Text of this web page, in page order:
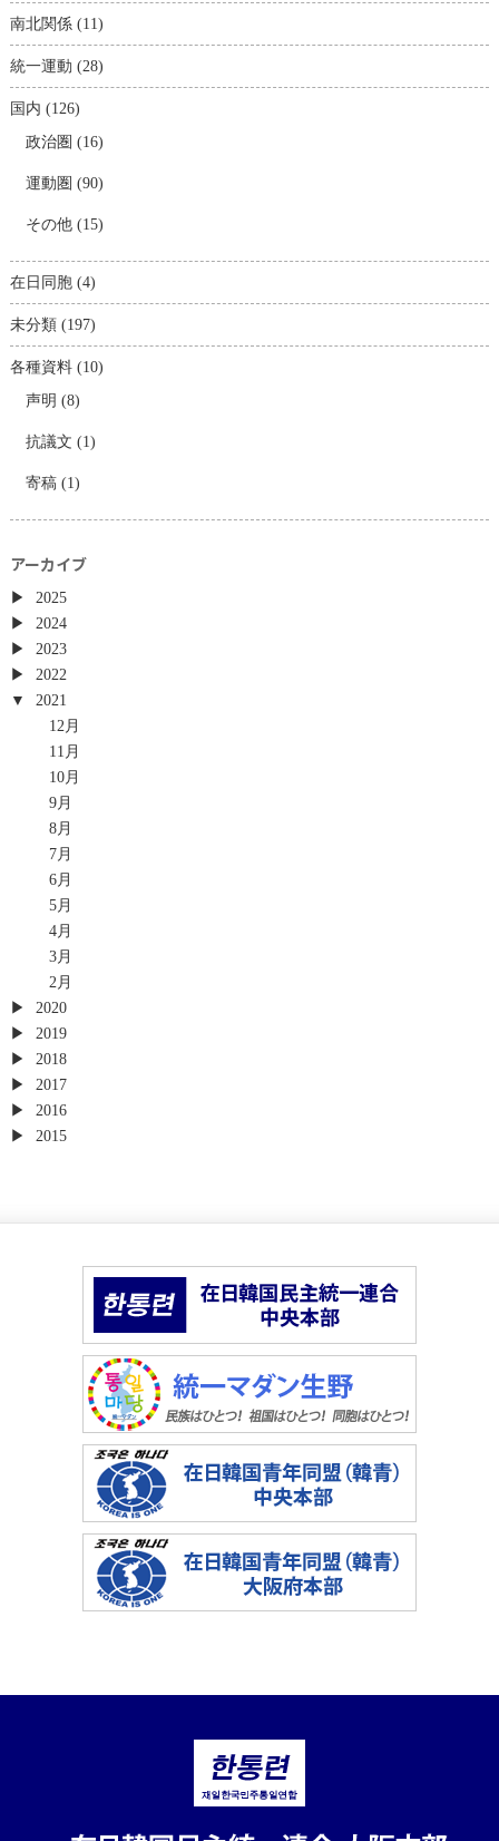
南北関係(11)
統一運動 (28)
国内 (126)
政治圏 (16)
運動圏 (90)
その他(15)
在日同胞(4)
未分類 (197)
各種資料(10)
声明 (8)
抗議文 (1)
寄稿(1)
アーカイブ
2025
2024
2023
2022
2021
12月
11月
10月
9月
8月
7月
6月
5月
4月
3月
2月
2020
2019
2018
2017
2016
2015